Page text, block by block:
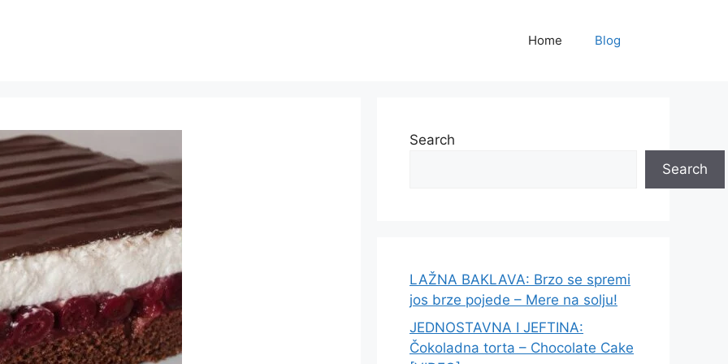
Home Blog
Search
Search
LAŽNA BAKLAVA: Brzo se spremi
jos brze pojede – Mere na solju!
JEDNOSTAVNA I JEFTINA:
Čokoladna torta – Chocolate Cake